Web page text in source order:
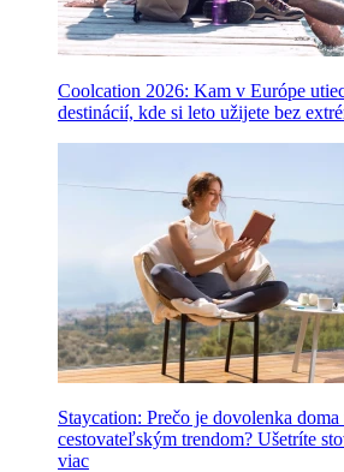
Coolcation 2026: Kam v Európe
destinácií, kde si leto užijete bez
Staycation: Prečo je dovolenka
cestovateľským trendom? Ušetríte
viac